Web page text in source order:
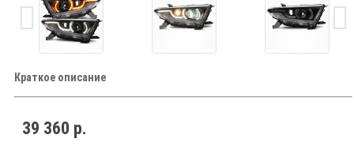
Краткое описание
39 360 р.